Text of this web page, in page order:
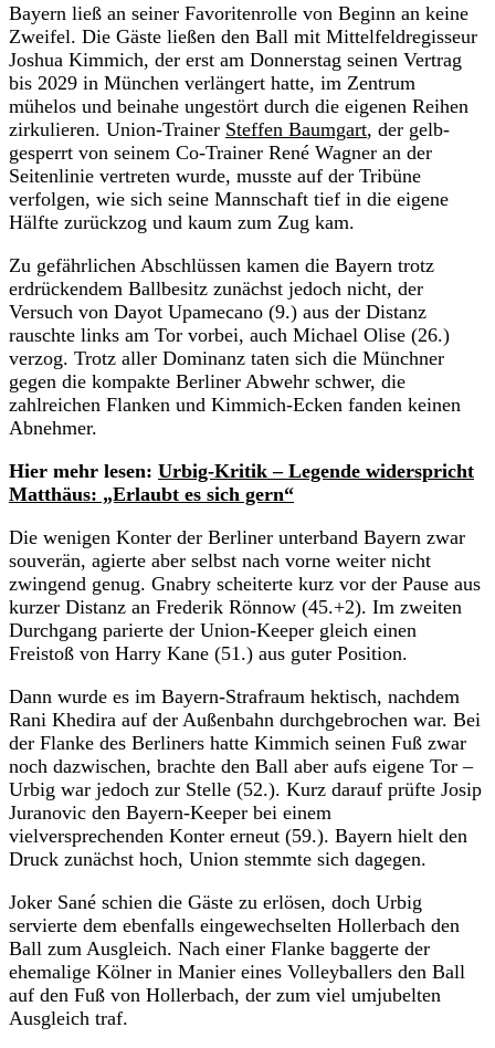
Bayern ließ an seiner Favoritenrolle von Beginn an keine
Zweifel. Die Gäste ließen den Ball mit Mittelfeldregisseur
Joshua Kimmich, der erst am Donnerstag seinen Vertrag
bis 2029 in München verlängert hatte, im Zentrum
mühelos und beinahe ungestört durch die eigenen Reihen
zirkulieren. Union-Trainer Steffen Baumgart, der gelb-
gesperrt von seinem Co-Trainer René Wagner an der
Seitenlinie vertreten wurde, musste auf der Tribüne
verfolgen, wie sich seine Mannschaft tief in die eigene
Hälfte zurückzog und kaum zum Zug kam.
Zu gefährlichen Abschlüssen kamen die Bayern trotz
erdrückendem Ballbesitz zunächst jedoch nicht, der
Versuch von Dayot Upamecano (9.) aus der Distanz
rauschte links am Tor vorbei, auch Michael Olise (26.)
verzog. Trotz aller Dominanz taten sich die Münchner
gegen die kompakte Berliner Abwehr schwer, die
zahlreichen Flanken und Kimmich-Ecken fanden keinen
Abnehmer.
Hier mehr lesen: Urbig-Kritik – Legende widerspricht
Matthäus: „Erlaubt es sich gern“
Die wenigen Konter der Berliner unterband Bayern zwar
souverän, agierte aber selbst nach vorne weiter nicht
zwingend genug. Gnabry scheiterte kurz vor der Pause aus
kurzer Distanz an Frederik Rönnow (45.+2). Im zweiten
Durchgang parierte der Union-Keeper gleich einen
Freistoß von Harry Kane (51.) aus guter Position.
Dann wurde es im Bayern-Strafraum hektisch, nachdem
Rani Khedira auf der Außenbahn durchgebrochen war. Bei
der Flanke des Berliners hatte Kimmich seinen Fuß zwar
noch dazwischen, brachte den Ball aber aufs eigene Tor –
Urbig war jedoch zur Stelle (52.). Kurz darauf prüfte Josip
Juranovic den Bayern-Keeper bei einem
vielversprechenden Konter erneut (59.). Bayern hielt den
Druck zunächst hoch, Union stemmte sich dagegen.
Joker Sané schien die Gäste zu erlösen, doch Urbig
servierte dem ebenfalls eingewechselten Hollerbach den
Ball zum Ausgleich. Nach einer Flanke baggerte der
ehemalige Kölner in Manier eines Volleyballers den Ball
auf den Fuß von Hollerbach, der zum viel umjubelten
Ausgleich traf.